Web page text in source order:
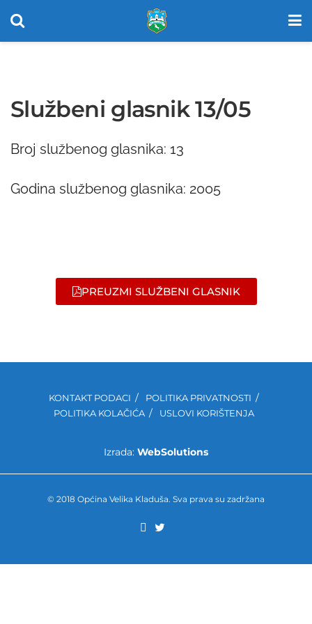
Službeni glasnik 13/05
Broj službenog glasnika: 13
Godina službenog glasnika: 2005
PREUZMI SLUŽBENI GLASNIK
KONTAKT PODACI
POLITIKA PRIVATNOSTI
POLITIKA KOLAČIĆA
USLOVI KORIŠTENJA
Izrada: WebSolutions
© 2018 Općina Velika Kladuša. Sva prava su zadržana